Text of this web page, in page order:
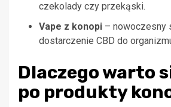
czekolady czy przekąski.
Vape z konopi – nowoczesny
dostarczenie CBD do
Dlaczego warto
po produkty